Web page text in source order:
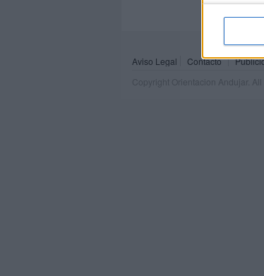
Aviso Legal Contacto
Copyright Orientacion Andujar.